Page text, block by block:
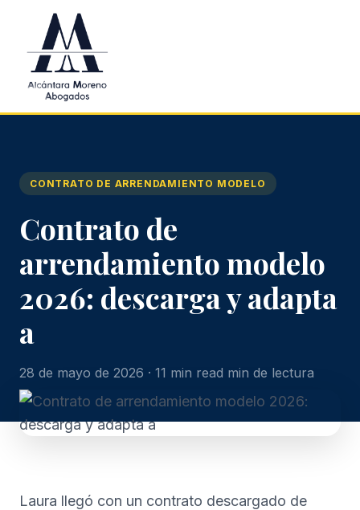
Saltar al contenido principal
CONTRATO DE ARRENDAMIENTO MODELO
Contrato de
arrendamiento modelo
2026: descarga y adapta
a
28 de mayo de 2026 · 11 min read min de lectura
Laura llegó con un contrato descargado de